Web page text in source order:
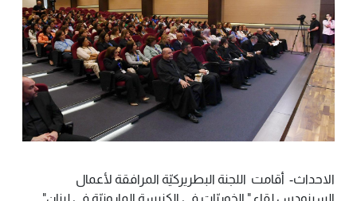
الاحداث- أقامت اللجنة البطريركيّة المرافقة لأعمال
السينودس لقاء " الخوريّات في الكنيسة المارونيّة في لبنان"